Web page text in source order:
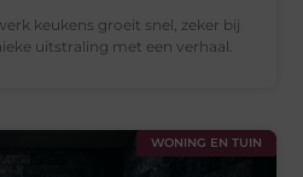
keukens groeit snel, zeker bij
uitstraling met een verhaal.
WONING EN TUIN